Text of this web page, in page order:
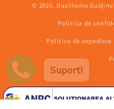
© 2026, Dualhome
Politica de
Politica de expediere
Suport!